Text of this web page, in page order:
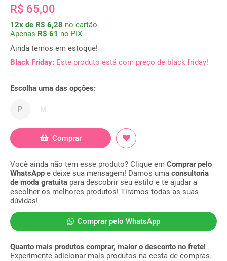
R$ 65,00
12x de R$ 6,28 no cartão
Apenas R$ 61 no PIX
Ainda temos em estoque!
Black Friday: Este produto está com preço de black friday!
Escolha uma das opções:
P M
Comprar
Você ainda não tem esse produto? Clique em Comprar pelo
WhatsApp e deixe sua mensagem! Damos uma consultoria
de moda gratuita para descobrir seu estilo e te ajudar a
escolher os melhores produtos! Tiramos todas as suas
dúvidas!
Comprar pelo WhatsApp
Quanto mais produtos comprar, maior o desconto no frete!
Experimente adicionar mais produtos na cesta de compras.